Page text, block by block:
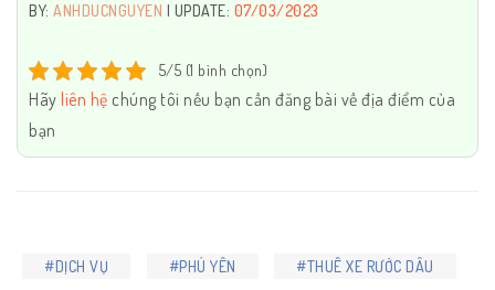
BY: ANHDUCNGUYEN | UPDATE: 07/03/2023
5/5 (1 bình chọn)
Hãy liên hệ chúng tôi nếu bạn cần đăng bài về địa điểm của
bạn
#DỊCH VỤ #PHÚ YÊN #THUÊ XE RƯỚC DÂU